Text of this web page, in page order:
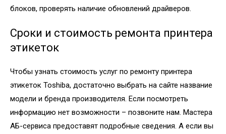
блоков, проверять наличие обновлений драйверов.
Сроки и стоимость ремонта принтера
этикеток
Чтобы узнать стоимость услуг по ремонту принтера
этикеток Toshiba, достаточно выбрать на сайте название
модели и бренда производителя. Если посмотреть
информацию нет возможности – позвоните нам. Мастера
АБ-сервиса предоставят подробные сведения. А если вы